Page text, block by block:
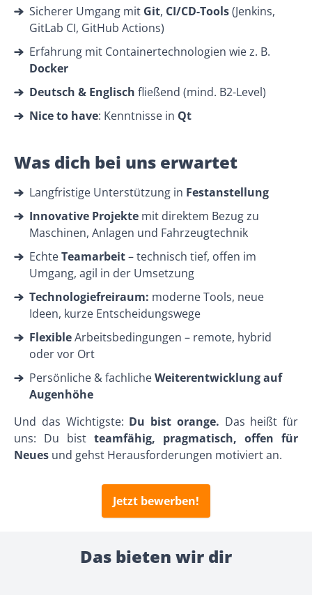
Sicherer Umgang mit Git, CI/CD-Tools(Jenkins,
GitLab CI, GitHub Actions)
Erfahrung mit Containertechnologien wie z. B.
Docker
Deutsch & Englisch fließend (mind. B2-Level)
Nice to have: Kenntnisse in Qt
Was dich bei uns erwartet
Langfristige Unterstützung in Festanstellung
Innovative Projekte mit direktem Bezug zu
Maschinen, Anlagen und Fahrzeugtechnik
EchteTeamarbeit– technisch tief, offen im
Umgang, agil in der Umsetzung
Technologiefreiraum: moderne Tools, neue
Ideen, kurze Entscheidungswege
FlexibleArbeitsbedingungen – remote, hybrid
oder vor Ort
Persönliche & fachlicheWeiterentwicklung auf
Augenhöhe
Und das Wichtigste: Du bist orange. Das heißt für
uns: Du bist teamfähig, pragmatisch, offen für
Neues und gehst Herausforderungen motiviert an.
Jetzt bewerben!
Das bieten wir dir